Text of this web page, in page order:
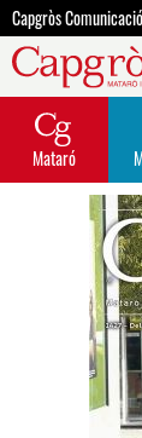
Capgròs
Mataró